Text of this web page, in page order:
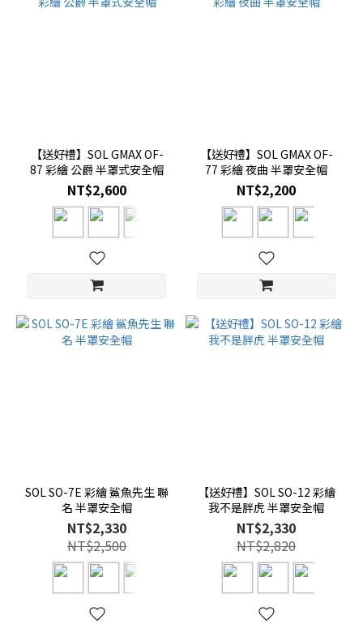
【送好禮】SOL GMAX OF-
87 彩繪 公爵 半罩式安全帽
NT$2,600
【送好禮】SOL GMAX OF-
77 彩繪 夜曲 半罩安全帽
NT$2,200
SOL SO-7E 彩繪 鯊魚先生 聯
名 半罩安全帽
NT$2,330
NT$2,500
【送好禮】SOL SO-12 彩繪
我不是胖虎 半罩安全帽
NT$2,330
NT$2,820